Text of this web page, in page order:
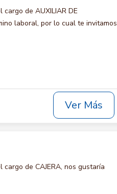
de AUXILIAR DE
laboral, por lo cual te invitamos
Ver Más
de CAJERA, nos gustaría